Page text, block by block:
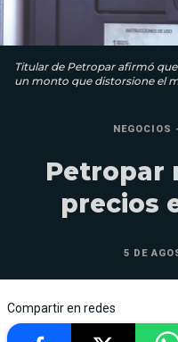
Titular de Petropar afirmó
un monto que distorsione el
NEGOCIOS
Petropar
precios
5 DE
Compartir en redes